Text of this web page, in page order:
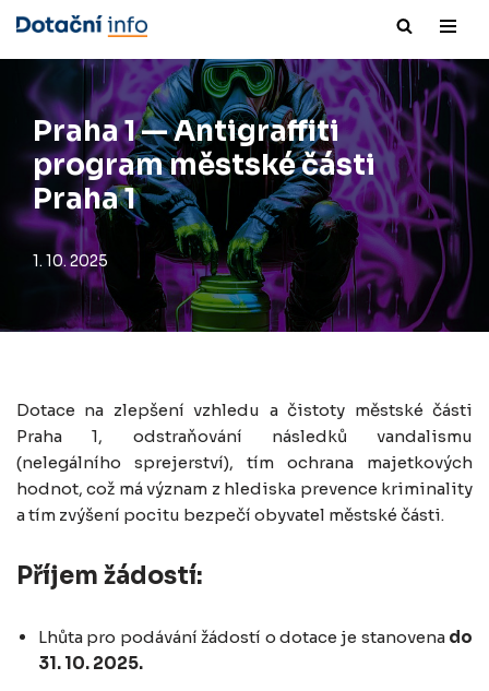
Přeskočit
na
obsah
Praha 1 — Antigraffiti
program městské části
Praha 1
1. 10. 2025
Dotace na zlepšení vzhledu a čistoty městské části
Praha 1, odstraňování následků vandalismu
(nelegálního sprejerství), tím ochrana majetkových
hodnot, což má význam z hlediska prevence kriminality
a tím zvýšení pocitu bezpečí obyvatel městské části.
Příjem žádostí:
Lhůta pro podávání žádostí o dotace je stanovena do
31. 10. 2025.